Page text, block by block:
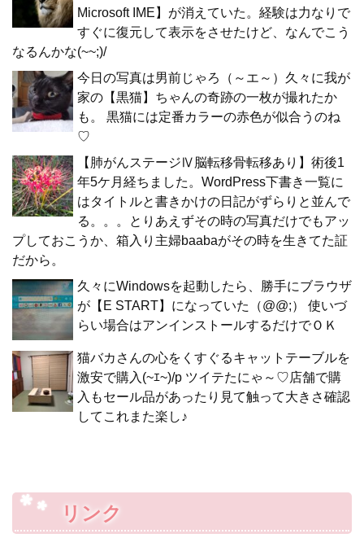
Microsoft IME】が消えていた。経験は力なりで
すぐに復元して表示をさせたけど、なんでこう
なるんかな(~~;)/
今日の写真は男前じゃろ（～エ～）久々に我が
家の【黒猫】ちゃんの奇跡の一枚が撮れたか
も。 黒猫には定番カラーの赤色が似合うのね
♡
【肺がんステージⅣ脳転移骨転移あり】術後1
年5ケ月経ちました。WordPress下書き一覧に
はタイトルと書きかけの日記がずらりと並んで
る。。。とりあえずその時の写真だけでもアッ
プしておこうか、箱入り主婦baabaがその時を生きてた証
だから。
久々にWindowsを起動したら、勝手にブラウザ
が【E START】になっていた（@@;） 使いづ
らい場合はアンインストールするだけでＯＫ
猫バカさんの心をくすぐるキャットテーブルを
激安で購入(~ｴ~)/p ツイテたにゃ～♡店舗で購
入もセール品があったり見て触って大きさ確認
してこれまた楽し♪
リンク